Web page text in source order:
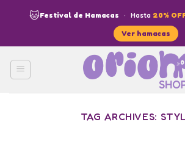
🐱Festival de Hamacas · Hasta 20%
Ver hamacas
TAG ARCHIVES: